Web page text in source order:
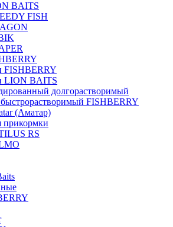
BAITS
FISH
FISHBERRY
LION BAITS
долгорастворимый
FISHBERRY
(Аматар)
прикормки
RS